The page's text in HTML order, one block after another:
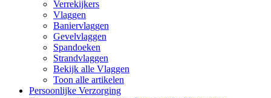
Verrekijkers
Vlaggen
Baniervlaggen
Gevelvlaggen
Spandoeken
Strandvlaggen
Bekijk alle Vlaggen
Toon alle artikelen
Persoonlijke Verzorging